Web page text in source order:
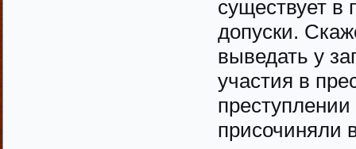
существует в
допуски.
выведать у
участия в
присочиняли